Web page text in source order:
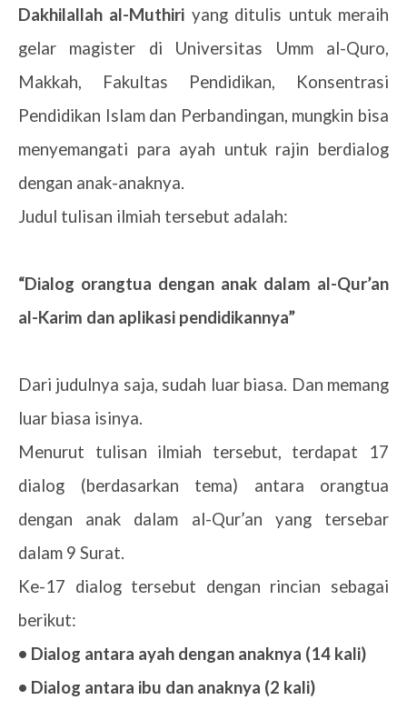
Dakhilallah al-Muthiri yang ditulis untuk meraih
gelar magister di Universitas Umm al-Quro,
Makkah, Fakultas Pendidikan, Konsentrasi
Pendidikan Islam dan Perbandingan, mungkin bisa
menyemangati para ayah untuk rajin berdialog
dengan anak-anaknya.
Judul tulisan ilmiah tersebut adalah:
“Dialog orangtua dengan anak dalam al-Qur’an
al-Karim dan aplikasi pendidikannya”
Dari judulnya saja, sudah luar biasa. Dan memang
luar biasa isinya.
Menurut tulisan ilmiah tersebut, terdapat 17
dialog (berdasarkan tema) antara orangtua
dengan anak dalam al-Qur’an yang tersebar
dalam 9 Surat.
Ke-17 dialog tersebut dengan rincian sebagai
berikut:
• Dialog antara ayah dengan anaknya (14 kali)
• Dialog antara ibu dan anaknya (2 kali)